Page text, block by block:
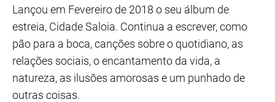
Lançou em Fevereiro de 2018 o seu álbum de
estreia, Cidade Saloia. Continua a escrever, como
pão para a boca, canções sobre o quotidiano, as
relações sociais, o encantamento da vida, a
natureza, as ilusões amorosas e um punhado de
outras coisas.